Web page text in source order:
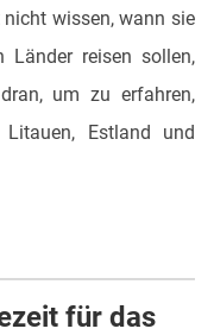
wissen, wann sie
reisen sollen,
um zu erfahren,
Estland und
für das